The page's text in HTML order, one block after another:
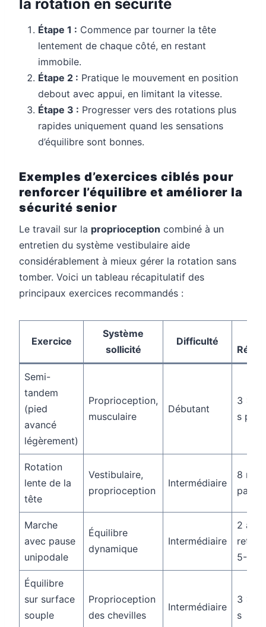
la rotation en sécurité
Étape 1 : Commence par tourner la tête
lentement de chaque côté, en restant
immobile.
Étape 2 : Pratique le mouvement en position
debout avec appui, en limitant la vitesse.
Étape 3 : Progresser vers des rotations plus
rapides uniquement quand les sensations
d’équilibre sont bonnes.
Exemples d’exercices ciblés pour
renforcer l’équilibre et améliorer la
sécurité senior
Le travail sur la proprioception combiné à un
entretien du système vestibulaire aide
considérablement à mieux gérer la rotation sans
tomber. Voici un tableau récapitulatif des
principaux exercices recommandés :
Exercice
Système
sollicité
Difficulté
Semi-
tandem
(pied
avancé
légèrement)
Proprioception,
musculaire
Débutant
3 ×
s par
Rotation
lente de la
tête
Vestibulaire,
proprioception
Intermédiaire
8
par
Marche
avec pause
unipodale
Équilibre
dynamique
Intermédiaire
2
5-8 m
Équilibre
sur surface
souple
Proprioception
des chevilles
Intermédiaire
3 ×
s